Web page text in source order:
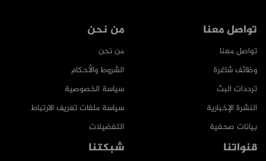
من نحن
من نحن
الشروط والأحكام
سياسة الخصوصية
سياسة ملفات تعريف الارتباط
التفضيلات
تواصل معنا
تواصل معنا
وظائف شاغرة
ترددات البث
النشرة الإخبارية
بيانات صحفية
شبكتنا قنواتنا